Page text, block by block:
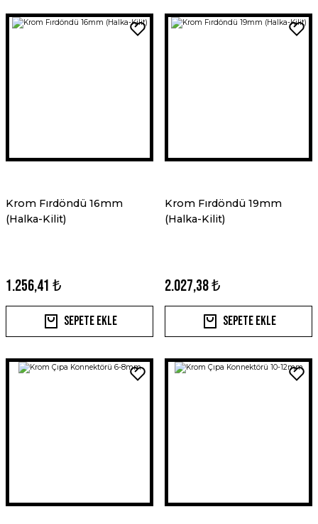
Krom Fırdöndü 16mm
(Halka-Kilit)
1.256,41 ₺
Sepete Ekle
Krom Fırdöndü 19mm
(Halka-Kilit)
2.027,38 ₺
Sepete Ekle